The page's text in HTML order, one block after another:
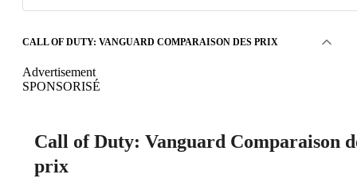
CALL OF DUTY: VANGUARD COMPARAISON DES PRIX
Advertisement
SPONSORISÉ
Call of Duty: Vanguard Comparaison
prix